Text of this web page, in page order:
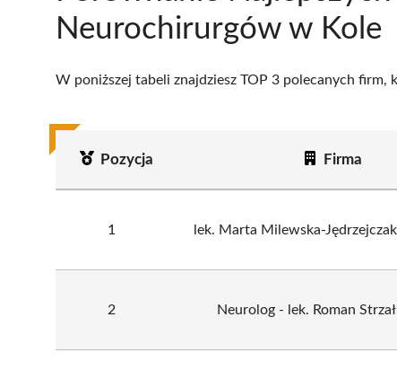
Neurochirurgów w Kole
W poniższej tabeli znajdziesz TOP 3 polecanych firm,
Pozycja Firma
1 lek. Marta Milewska-
2 Neurolog - lek. Roman